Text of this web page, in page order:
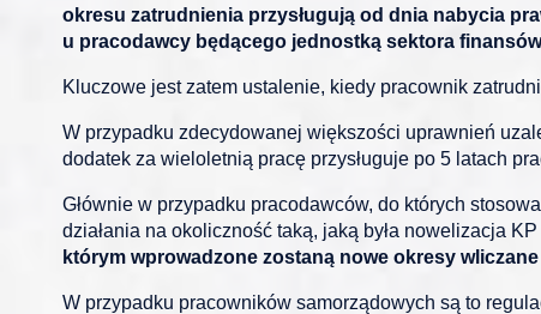
okresu zatrudnienia przysługują od dnia nabycia
u pracodawcy będącego jednostką sektora
Kluczowe jest zatem ustalenie, kiedy pracownik
W przypadku zdecydowanej większości uprawnień
dodatek za wieloletnią pracę przysługuje po 5 latach
Głównie w przypadku pracodawców, do których
działania na okoliczność taką, jaką była nowelizacja
którym wprowadzone zostaną nowe okresy
W przypadku pracowników samorządowych są to